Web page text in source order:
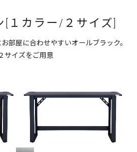
[１カラー/２サイズ]
部屋に合わせやすいオールブラック。
サイズをご用意